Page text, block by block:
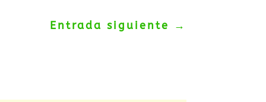
Entrada siguiente →